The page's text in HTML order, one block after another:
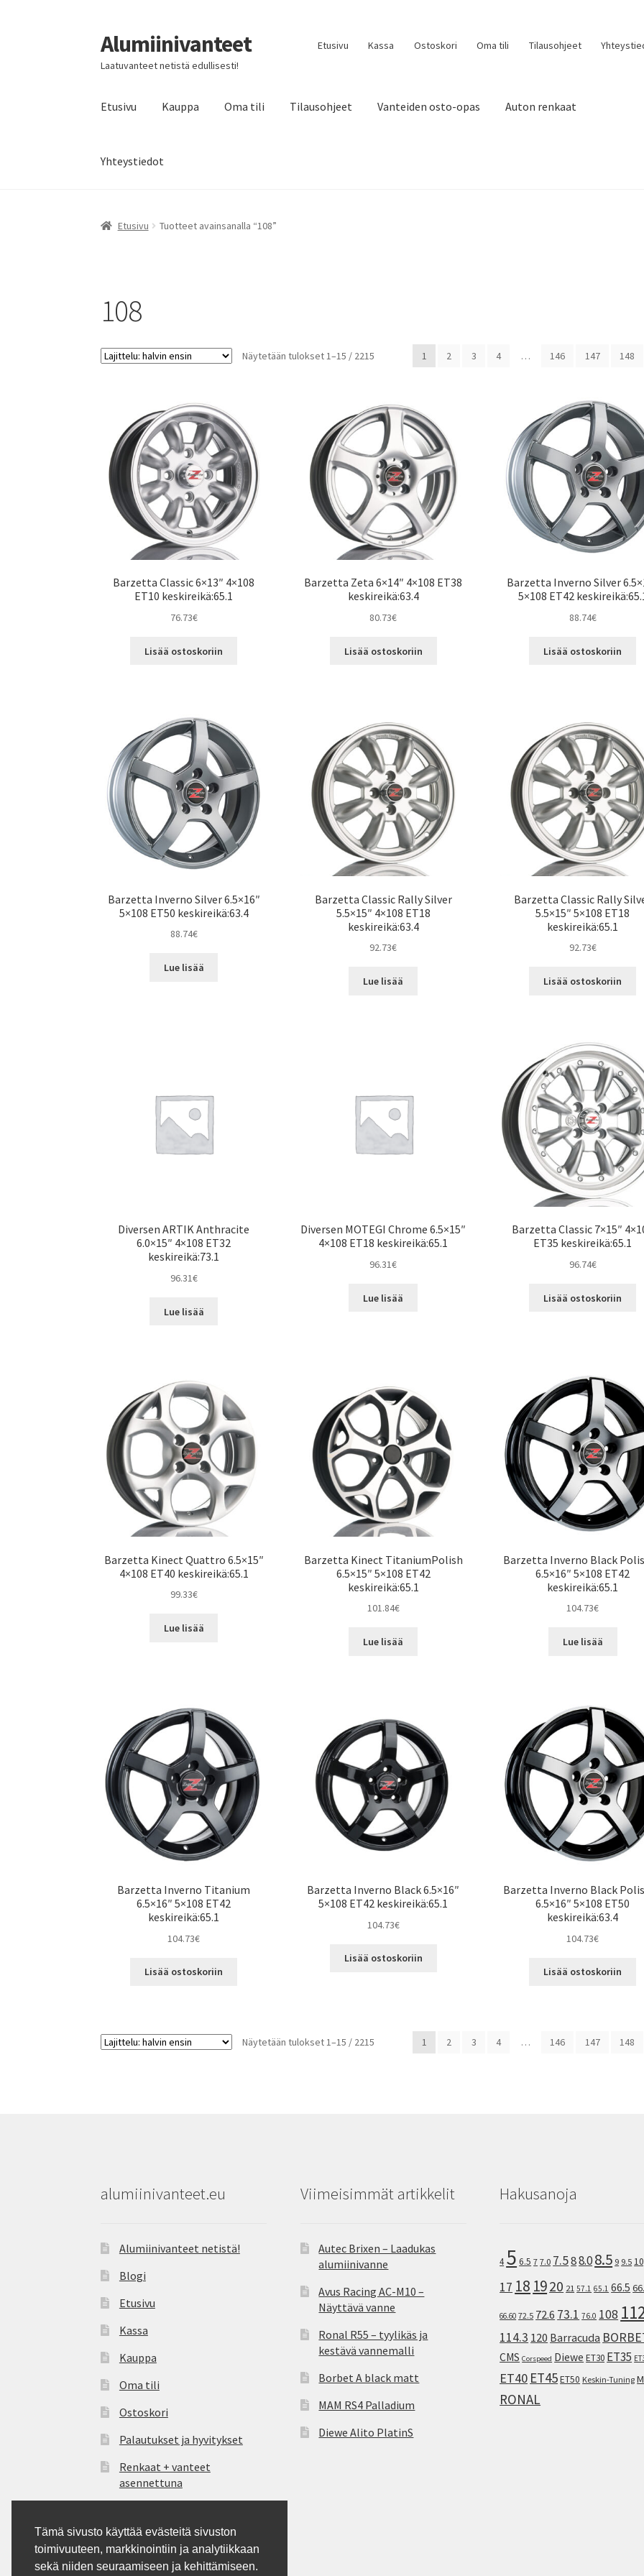
Siirry
navigointiin
Siirry
sisältöön
Alumiinivanteet
Laatuvanteet netistä edullisesti!
Etusivu Kassa Ostoskori Oma tili Tilausohjeet
Etusivu Kauppa Oma tili Tilausohjeet Vanteiden osto-opas Auton renkaat
Yhteystiedot
Etusivu Tuotteet avainsanalla “108”
108
Näytetään tulokset 1–15 / 2215 1 2 3 4 … 146 147 148
Barzetta Classic 6×13″ 4×108
ET10 keskireikä:65.1
76.73€
Lisää ostoskoriin
Barzetta Zeta 6×14″ 4×108 ET38
keskireikä:63.4
80.73€
Lisää ostoskoriin
Barzetta Inverno Silver
5×108 ET42
88.74€
Lisää ostoskoriin
Barzetta Inverno Silver 6.5×16″
5×108 ET50 keskireikä:63.4
88.74€
Lue lisää
Barzetta Classic Rally Silver
5.5×15″ 4×108 ET18
keskireikä:63.4
92.73€
Lue lisää
Barzetta Classic Rally
5.5×15″ 5×108 ET18
keskireikä:65.1
92.73€
Lisää ostoskoriin
Diversen ARTIK Anthracite
6.0×15″ 4×108 ET32
keskireikä:73.1
96.31€
Lue lisää
Diversen MOTEGI Chrome 6.5×15″
4×108 ET18 keskireikä:65.1
96.31€
Lue lisää
Barzetta Classic 7×15″
ET35 keskireikä:65.1
96.74€
Lisää ostoskoriin
Barzetta Kinect Quattro 6.5×15″
4×108 ET40 keskireikä:65.1
99.33€
Lue lisää
Barzetta Kinect TitaniumPolish
6.5×15″ 5×108 ET42
keskireikä:65.1
101.84€
Lue lisää
Barzetta Inverno Black
6.5×16″ 5×108 ET42
keskireikä:65.1
104.73€
Lue lisää
Barzetta Inverno Titanium
6.5×16″ 5×108 ET42
keskireikä:65.1
104.73€
Lisää ostoskoriin
Barzetta Inverno Black 6.5×16″
5×108 ET42 keskireikä:65.1
104.73€
Lisää ostoskoriin
Barzetta Inverno Black
6.5×16″ 5×108 ET50
keskireikä:63.4
104.73€
Lisää ostoskoriin
Näytetään tulokset 1–15 / 2215 1 2 3 4 … 146 147 148
alumiinivanteet.eu
Alumiinivanteet netistä!
Blogi
Etusivu
Kassa
Kauppa
Oma tili
Ostoskori
Palautukset ja hyvitykset
Renkaat + vanteet
asennettuna
Tilauksen peruutus
Tilausohjeet
Viimeisimmät artikkelit
Autec Brixen – Laadukas
alumiinivanne
Avus Racing AC-M10 –
Näyttävä vanne
Ronal R55 – tyylikäs ja
kestävä vannemalli
Borbet A black matt
MAM RS4 Palladium
Diewe Alito PlatinS
Hakusanoja
4 5 6.5 7 7.0 7.588.08.5 9 9.5
17 18 1920 21 57.1 65.1 66.5
66.60 72.5 72.6 73.1 76.0 108
114.3 120 Barracuda
CMS Corspeed Diewe ET30 ET35
ET40 ET45ET50 Keskin-Tuning
RONAL
Tämä sivusto käyttää evästeitä sivuston
toimivuuteen, markkinointiin ja analytiikkaan
sekä niiden seuraamiseen ja kehittämiseen.